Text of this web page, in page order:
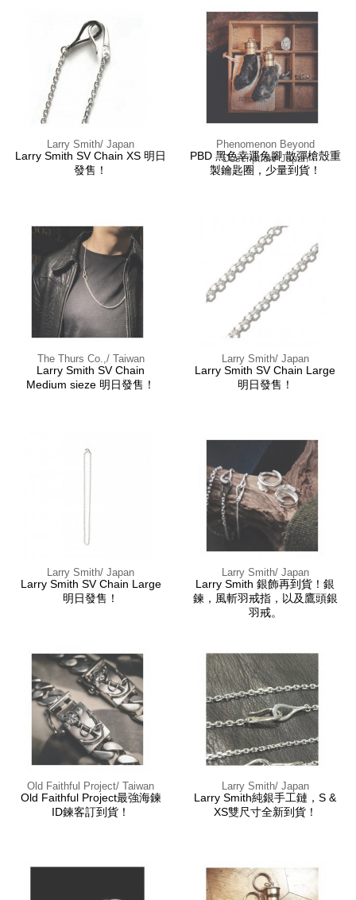
Larry Smith/ Japan
Larry Smith SV Chain XS 明日
發售！
Phenomenon Beyond
Description/ Japan
PBD 黑色幸運兔腳 散彈槍殼重
製鑰匙圈，少量到貨！
The Thurs Co.,/ Taiwan
Larry Smith SV Chain
Medium sieze 明日發售！
Larry Smith/ Japan
Larry Smith SV Chain Large
明日發售！
Larry Smith/ Japan
Larry Smith SV Chain Large
明日發售！
Larry Smith/ Japan
Larry Smith 銀飾再到貨！銀
鍊，風斬羽戒指，以及鷹頭銀
羽戒。
Old Faithful Project/ Taiwan
Old Faithful Project最強海鍊
ID鍊客訂到貨！
Larry Smith/ Japan
Larry Smith純銀手工鏈，S &
XS雙尺寸全新到貨！